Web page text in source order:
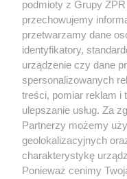
podmioty z Grupy
przechowujemy
przetwarzamy dane
identyfikatory,
urządzenie czy dane
spersonalizowanych
treści, pomiar reklam i
ulepszanie usług. Za
Partnerzy możemy
geolokalizacyjnych
charakterystykę
Ponieważ cenimy